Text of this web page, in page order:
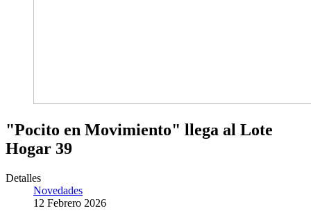
"Pocito en Movimiento" llega al Lote
Hogar 39
Detalles
Novedades
12 Febrero 2026